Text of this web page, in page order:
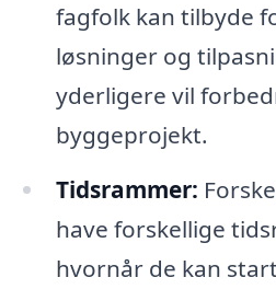
fagfolk kan tilbyde
løsninger og
yderligere vil
byggeprojekt.
Tidsrammer:
have forskellige
hvornår de kan